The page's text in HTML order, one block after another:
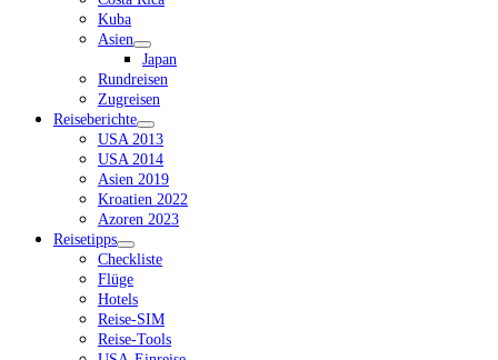
Kuba
Asien
Dropdown-
Menü
öffnen
Japan
Rundreisen
Zugreisen
Reiseberichte
Dropdown-
Menü
öffnen
USA 2013
USA 2014
Asien 2019
Kroatien 2022
Azoren 2023
Reisetipps
Dropdown-
Menü
öffnen
Checkliste
Flüge
Hotels
Reise-SIM
Reise-Tools